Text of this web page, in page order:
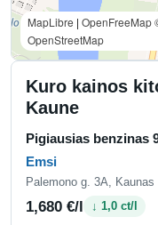
MapLibre | OpenFreeMap
OpenStreetMap
Kuro kainos
Kaune
Pigiausias benzinas
Emsi
Palemono g. 3A, Kaunas
1,680 €/l ↓ 1,0 ct/l